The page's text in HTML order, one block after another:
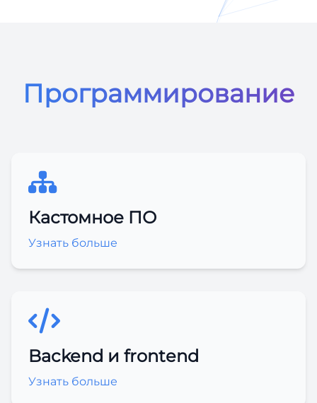
Программирование
Кастомное ПО
Узнать больше
Backend и frontend
Узнать больше